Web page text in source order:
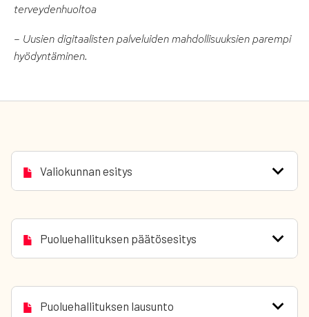
terveydenhuoltoa
– Uusien digitaalisten palveluiden mahdollisuuksien parempi
hyödyntäminen.
Valiokunnan esitys
Puoluehallituksen päätösesitys
Puoluehallituksen lausunto